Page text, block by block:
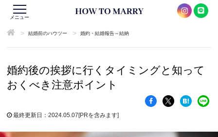
メニュー
> 結婚前のハウツー > 婚約・結婚報告～結納
婚約後の挨拶に行くタイミングと知って
おくべき注意ポイント
最終更新日：2024.05.07[PRを含みます]